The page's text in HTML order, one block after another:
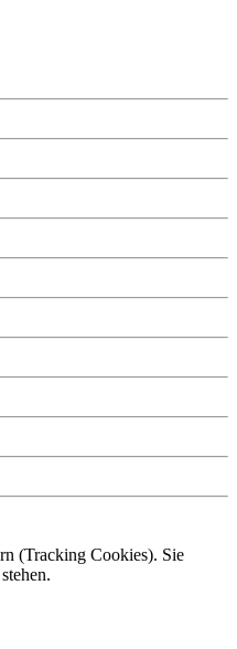
(Tracking Cookies). Sie